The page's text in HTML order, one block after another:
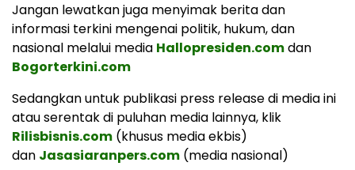
Jangan lewatkan juga menyimak berita dan
informasi terkini mengenai politik, hukum, dan
nasional melalui media Hallopresiden.comdan
Bogorterkini.com
Sedangkan untuk publikasi press release di media ini
atau serentak di puluhan media lainnya, klik
Rilisbisnis.com (khusus media ekbis)
dan Jasasiaranpers.com (media nasional)